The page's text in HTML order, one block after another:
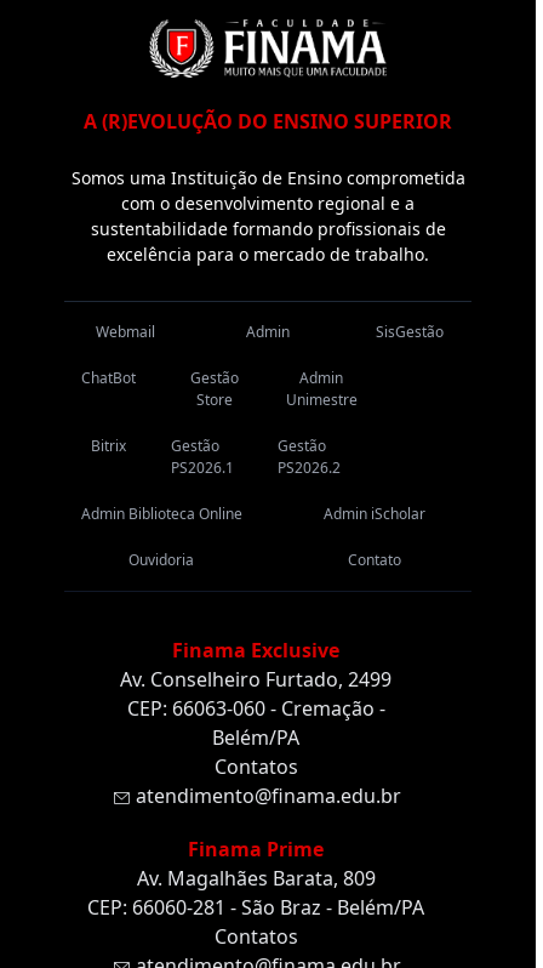
A (R)EVOLUÇÃO DO ENSINO SUPERIOR
Somos uma Instituição de Ensino comprometida
com o desenvolvimento regional e a
sustentabilidade formando profissionais de
excelência para o mercado de trabalho.
Webmail Admin SisGestão
ChatBot
Gestão
Store
Admin
Unimestre
Bitrix
Gestão
PS2026.1
Gestão
PS2026.2
Admin Biblioteca Online Admin iScholar
Ouvidoria Contato
Finama Exclusive
Av. Conselheiro Furtado, 2499
CEP: 66063-060 - Cremação -
Belém/PA
Contatos
atendimento@finama.edu.br
Finama Prime
Av. Magalhães Barata, 809
CEP: 66060-281 - São Braz - Belém/PA
Contatos